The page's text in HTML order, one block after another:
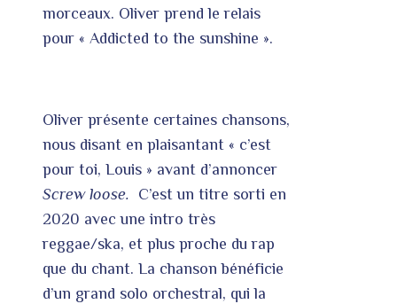
morceaux. Oliver prend le relais
pour « Addicted to the sunshine ».
Oliver présente certaines chansons,
nous disant en plaisantant « c’est
pour toi, Louis » avant d’annoncer
Screw loose. C’est un titre sorti en
2020 avec une intro très
reggae/ska, et plus proche du rap
que du chant. La chanson bénéficie
d’un grand solo orchestral, qui la